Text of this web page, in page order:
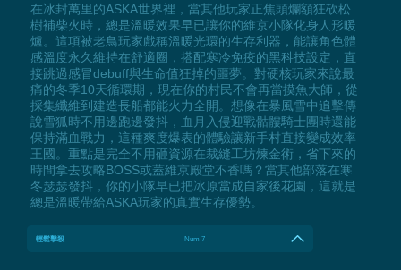
在冰封萬里的ASKA世界裡，當其他玩家正焦頭爛額狂砍松
樹補柴火時，總是溫暖效果早已讓你的維京小隊化身人形暖
爐。這項被老鳥玩家戲稱溫暖光環的生存利器，能讓角色體
感溫度永久維持在舒適圈，搭配寒冷免疫的黑科技設定，直
接跳過感冒debuff與生命值狂掉的噩夢。對硬核玩家來說最
痛的冬季10天循環期，現在你的村民不會再當摸魚大師，從
採集纖維到建造長船都能火力全開。想像在暴風雪中追擊傳
說雪狐時不用邊跑邊發抖，血月入侵迎戰骷髏騎士團時還能
保持滿血戰力，這種爽度爆表的體驗讓新手村直接變成效率
王國。重點是完全不用砸資源在裁縫工坊煉金術，省下來的
時間拿去攻略BOSS或蓋維京殿堂不香嗎？當其他部落在寒
冬瑟瑟發抖，你的小隊早已把冰原當成自家後花園，這就是
總是溫暖帶給ASKA玩家的真實生存優勢。
輕鬆擊殺 Num 7